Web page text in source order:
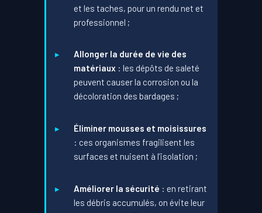
et les taches, pour un rendu net et
professionnel ;
Allonger la durée de vie des
matériaux : les dépôts de saleté
peuvent causer la corrosion ou la
décoloration des bardages ;
Éliminer mousses et moisissures
: ces organismes fragilisent les
surfaces et nuisent à l’isolation ;
Améliorer la sécurité : en retirant
les débris accumulés, on évite leur